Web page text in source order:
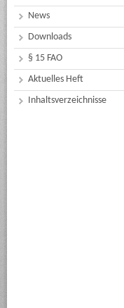
News
Downloads
§ 15 FAO
Aktuelles Heft
Inhaltsverzeichnisse